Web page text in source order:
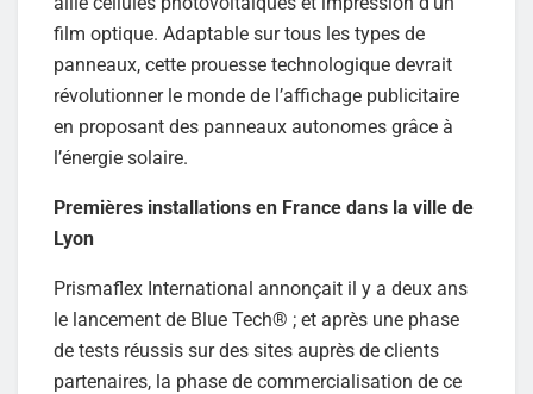
film optique. Adaptable sur tous les types de
panneaux, cette prouesse technologique devrait
révolutionner le monde de l’affichage publicitaire
en proposant des panneaux autonomes grâce à
l’énergie solaire.
Premières installations en France dans la ville de
Lyon
Prismaflex International annonçait il y a deux ans
le lancement de Blue Tech® ; et après une phase
de tests réussis sur des sites auprès de clients
partenaires, la phase de commercialisation de ce